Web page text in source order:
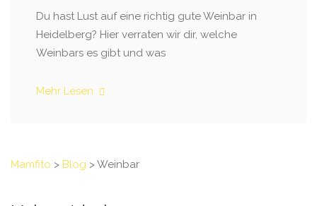
Du hast Lust auf eine richtig gute Weinbar in
Heidelberg? Hier verraten wir dir, welche
Weinbars es gibt und was
Mehr Lesen
Mamfito > Blog >Weinbar